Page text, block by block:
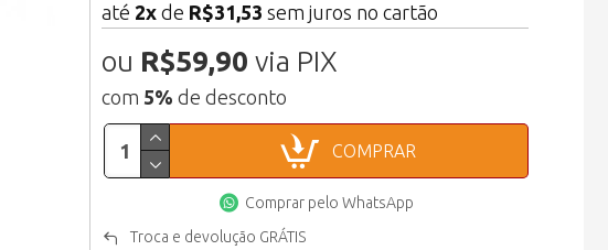
até2x de R$31,53 sem juros no cartão
ou R$59,90 via PIX
com 5% de desconto
COMPRAR
Comprar pelo WhatsApp
Troca e devolução GRÁTIS